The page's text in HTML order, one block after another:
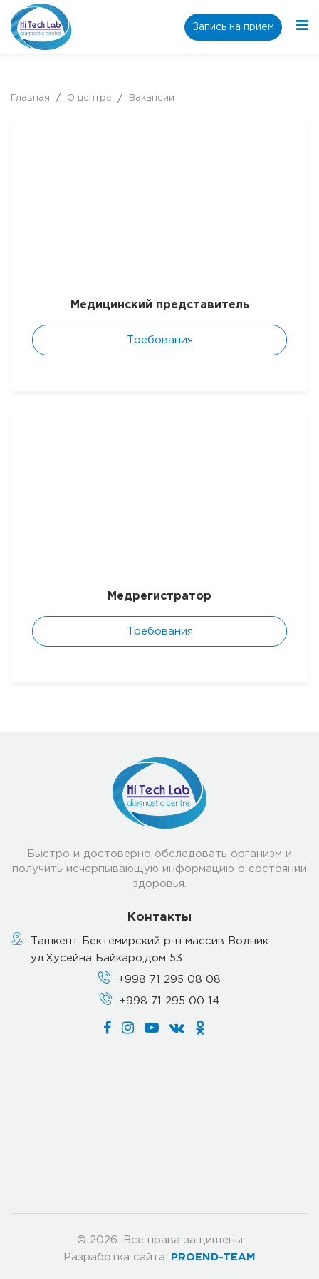
Запись на прием
Главная О центре Вакансии
Медицинский представитель
Требования
Медрегистратор
Требования
Быстро и достоверно обследовать организм и
получить исчерпывающую информацию о состоянии
здоровья.
Контакты
Ташкент Бектемирский р-н массив Водник
ул.Хусейна Байкаро,дом 53
+998 71 295 08 08
+998 71 295 00 14
© 2026. Все права защищены
Разработка сайта:
PROEND-TEAM